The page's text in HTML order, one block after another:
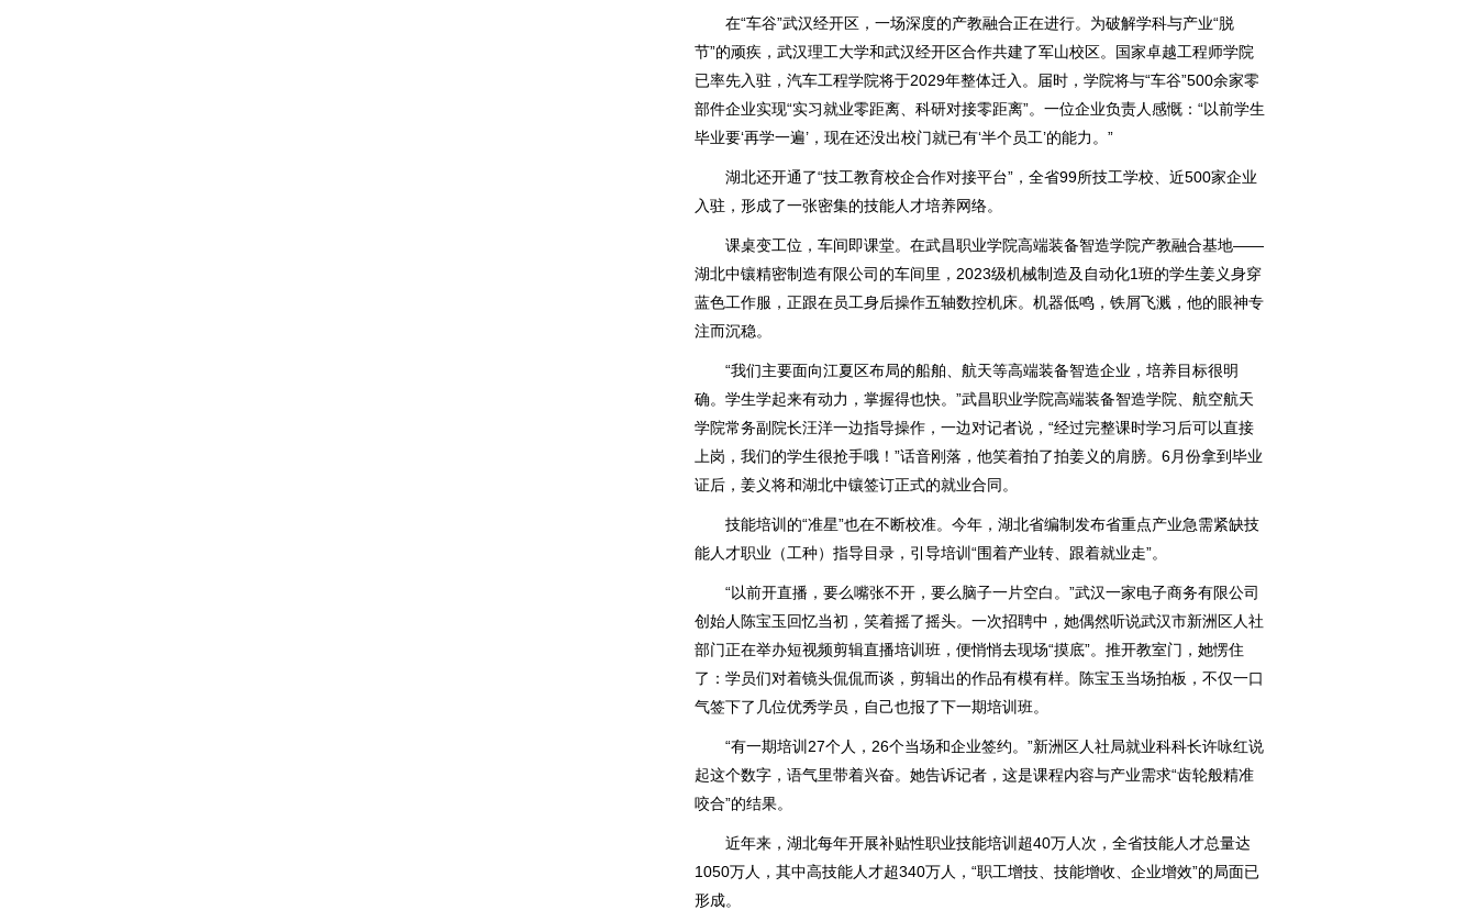
在“车谷”武汉经开区，一场深度的产教融合正在进行。为破解学科与产业“脱
节”的顽疾，武汉理工大学和武汉经开区合作共建了军山校区。国家卓越工程师学院
已率先入驻，汽车工程学院将于2029年整体迁入。届时，学院将与“车谷”500余家零
部件企业实现“实习就业零距离、科研对接零距离”。一位企业负责人感慨：“以前学生
毕业要‘再学一遍’，现在还没出校门就已有‘半个员工’的能力。”
湖北还开通了“技工教育校企合作对接平台”，全省99所技工学校、近500家企业
入驻，形成了一张密集的技能人才培养网络。
课桌变工位，车间即课堂。在武昌职业学院高端装备智造学院产教融合基地——
湖北中镶精密制造有限公司的车间里，2023级机械制造及自动化1班的学生姜义身穿
蓝色工作服，正跟在员工身后操作五轴数控机床。机器低鸣，铁屑飞溅，他的眼神专
注而沉稳。
“我们主要面向江夏区布局的船舶、航天等高端装备智造企业，培养目标很明
确。学生学起来有动力，掌握得也快。”武昌职业学院高端装备智造学院、航空航天
学院常务副院长汪洋一边指导操作，一边对记者说，“经过完整课时学习后可以直接
上岗，我们的学生很抢手哦！”话音刚落，他笑着拍了拍姜义的肩膀。6月份拿到毕业
证后，姜义将和湖北中镶签订正式的就业合同。
技能培训的“准星”也在不断校准。今年，湖北省编制发布省重点产业急需紧缺技
能人才职业（工种）指导目录，引导培训“围着产业转、跟着就业走”。
“以前开直播，要么嘴张不开，要么脑子一片空白。”武汉一家电子商务有限公司
创始人陈宝玉回忆当初，笑着摇了摇头。一次招聘中，她偶然听说武汉市新洲区人社
部门正在举办短视频剪辑直播培训班，便悄悄去现场“摸底”。推开教室门，她愣住
了：学员们对着镜头侃侃而谈，剪辑出的作品有模有样。陈宝玉当场拍板，不仅一口
气签下了几位优秀学员，自己也报了下一期培训班。
“有一期培训27个人，26个当场和企业签约。”新洲区人社局就业科科长许咏红说
起这个数字，语气里带着兴奋。她告诉记者，这是课程内容与产业需求“齿轮般精准
咬合”的结果。
近年来，湖北每年开展补贴性职业技能培训超40万人次，全省技能人才总量达
1050万人，其中高技能人才超340万人，“职工增技、技能增收、企业增效”的局面已
形成。